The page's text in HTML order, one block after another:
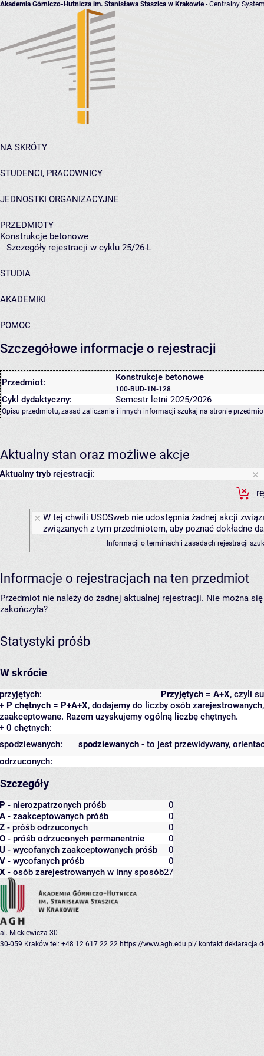
Akademia Górniczo-Hutnicza im. Stanisława Staszica w Krakowie- Centralny
NA SKRÓTY
STUDENCI, PRACOWNICY
JEDNOSTKI ORGANIZACYJNE
PRZEDMIOTY
Konstrukcje betonowe
Szczegóły rejestracji w cyklu 25/26-L
STUDIA
AKADEMIKI
POMOC
Szczegółowe informacje o rejestracji
Przedmiot: Konstrukcje betonowe
100-BUD-1N-128
Cykl dydaktyczny: Semestr letni 2025/2026
Opisu przedmiotu, zasad zaliczania i innych informacji szukaj na stronie
Aktualny stan oraz możliwe akcje
Aktualny tryb rejestracji:
W tej chwili USOSweb nie udostępnia żadnej akcji
związanych z tym przedmiotem, aby poznać dokładne
Informacji o terminach i zasadach rejestracji
Informacje o rejestracjach na ten przedmiot
Przedmiot nie należy do żadnej aktualnej rejestracji. Nie można
zakończyła?
Statystyki próśb
W skrócie
Przyjętych = A+X, czyli
przyjętych:
+ P chętnych = P+A+X, dodajemy do liczby osób
zaakceptowane. Razem uzyskujemy ogólną liczbę chętnych.
+ 0 chętnych:
spodziewanych - to jest przewidywany,
spodziewanych:
odrzuconych:
Szczegóły
P - nierozpatrzonych próśb
0
A - zaakceptowanych próśb
0
Z - próśb odrzuconych
0
O - próśb odrzuconych permanentnie
0
U - wycofanych zaakceptowanych próśb
0
V - wycofanych próśb
0
X - osób zarejestrowanych w inny sposób27
al. Mickiewicza 30
30-059 Kraków tel: +48 12 617 22 22 https://www.agh.edu.pl/ kontakt deklaracja